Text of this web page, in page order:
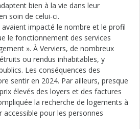
bien à la vie dans leur
soin de celui-ci.
impacté le nombre et le profil
le fonctionnement des services
». À Verviers, de nombreux
ou rendus inhabitables, y
Les conséquences des
sentir en 2024. Par ailleurs, presque
élevés des loyers et des factures
la recherche de logements à
pour les personnes